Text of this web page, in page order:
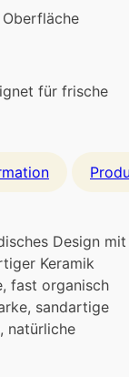
für frische
Design mit
Keramik
fast organisch
sandartige
natürliche